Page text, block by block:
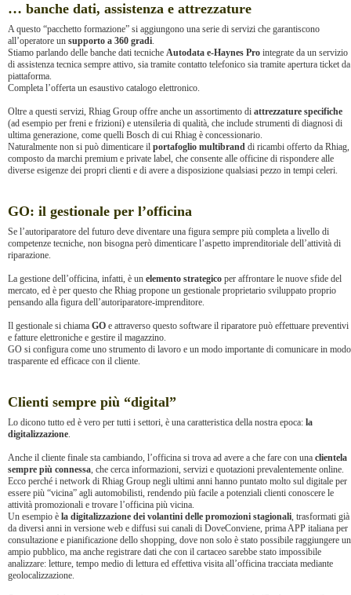
… banche dati, assistenza e attrezzature
A questo “pacchetto formazione” si aggiungono una serie di servizi che garantiscono
all’operatore un supporto a 360 gradi.
Stiamo parlando delle banche dati tecniche Autodata e-Haynes Pro integrate da un servizio
di assistenza tecnica sempre attivo, sia tramite contatto telefonico sia tramite apertura ticket da
piattaforma.
Completa l’offerta un esaustivo catalogo elettronico.
Oltre a questi servizi, Rhiag Group offre anche un assortimento di attrezzature specifiche
(ad esempio per freni e frizioni) e utensileria di qualità, che include strumenti di diagnosi di
ultima generazione, come quelli Bosch di cui Rhiag è concessionario.
Naturalmente non si può dimenticare il portafoglio multibrand di ricambi offerto da Rhiag,
composto da marchi premium e private label, che consente alle officine di rispondere alle
diverse esigenze dei propri clienti e di avere a disposizione qualsiasi pezzo in tempi celeri.
GO: il gestionale per l’officina
Se l’autoriparatore del futuro deve diventare una figura sempre più completa a livello di
competenze tecniche, non bisogna però dimenticare l’aspetto imprenditoriale dell’attività di
riparazione.
La gestione dell’officina, infatti, è un elemento strategico per affrontare le nuove sfide del
mercato, ed è per questo che Rhiag propone un gestionale proprietario sviluppato proprio
pensando alla figura dell’autoriparatore-imprenditore.
Il gestionale si chiama GO e attraverso questo software il riparatore può effettuare preventivi
e fatture elettroniche e gestire il magazzino.
GO si configura come uno strumento di lavoro e un modo importante di comunicare in modo
trasparente ed efficace con il cliente.
Clienti sempre più “digital”
Lo dicono tutto ed è vero per tutti i settori, è una caratteristica della nostra epoca: la
digitalizzazione.
Anche il cliente finale sta cambiando, l’officina si trova ad avere a che fare con una clientela
sempre più connessa, che cerca informazioni, servizi e quotazioni prevalentemente online.
Ecco perché i network di Rhiag Group negli ultimi anni hanno puntato molto sul digitale per
essere più “vicina” agli automobilisti, rendendo più facile a potenziali clienti conoscere le
attività promozionali e trovare l’officina più vicina.
Un esempio è la digitalizzazione dei volantini delle promozioni stagionali, trasformati già
da diversi anni in versione web e diffusi sui canali di DoveConviene, prima APP italiana per
consultazione e pianificazione dello shopping, dove non solo è stato possibile raggiungere un
ampio pubblico, ma anche registrare dati che con il cartaceo sarebbe stato impossibile
analizzare: letture, tempo medio di lettura ed effettiva visita all’officina tracciata mediante
geolocalizzazione.